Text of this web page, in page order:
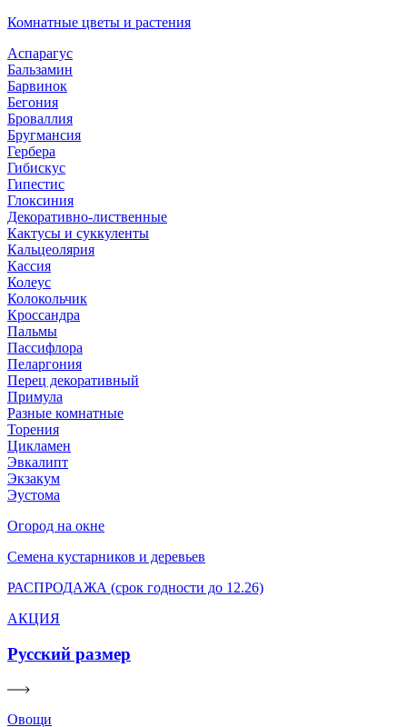
Комнатные цветы и растения
Аспарагус
Бальзамин
Барвинок
Бегония
Броваллия
Бругмансия
Гербера
Гибискус
Гипестис
Глоксиния
Декоративно-лиственные
Кактусы и суккуленты
Кальцеолярия
Кассия
Колеус
Колокольчик
Кроссандра
Пальмы
Пассифлора
Пеларгония
Перец декоративный
Примула
Разные комнатные
Торения
Цикламен
Эвкалипт
Экзакум
Эустома
Огород на окне
Семена кустарников и деревьев
РАСПРОДАЖА (срок годности до 12.26)
АКЦИЯ
Русский размер
Овощи